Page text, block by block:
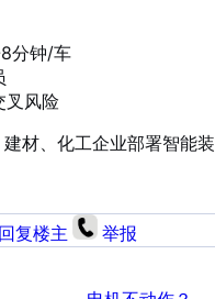
分钟/车
叉风险
材、化工企业部署智能
回复楼主 举报